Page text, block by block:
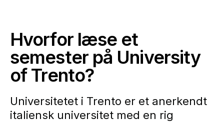
Hvorfor læse et
semester på University
of Trento?
Universitetet i Trento er et anerkendt
italiensk universitet med en rig